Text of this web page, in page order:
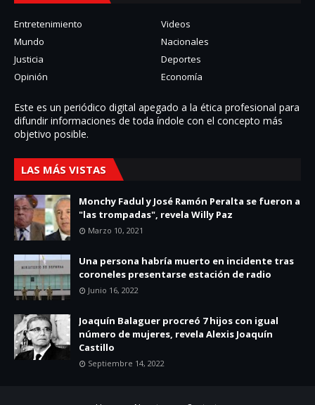
Entretenimiento
Videos
Mundo
Nacionales
Justicia
Deportes
Opinión
Economía
Este es un periódico digital apegado a la ética profesional para
difundir informaciones de toda í­ndole con el concepto más
objetivo posible.
LAS MÁS VISTAS
Monchy Fadul y José Ramón Peralta se fueron a
"las trompadas", revela Willy Paz
Marzo 10, 2021
Una persona habría muerto en incidente tras
coroneles presentarse estación de radio
Junio 16, 2022
Joaquín Balaguer procreó 7 hijos con igual
número de mujeres, revela Alexis Joaquín
Castillo
Septiembre 14, 2022